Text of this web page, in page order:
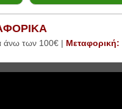
άνω των 100€ | Μεταφορική: